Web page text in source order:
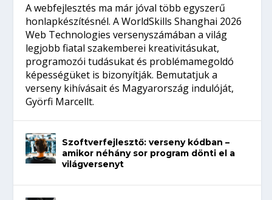
A webfejlesztés ma már jóval több egyszerű
honlapkészítésnél. A WorldSkills Shanghai 2026
Web Technologies versenyszámában a világ
legjobb fiatal szakemberei kreativitásukat,
programozói tudásukat és problémamegoldó
képességüket is bizonyítják. Bemutatjuk a
verseny kihívásait és Magyarország indulóját,
Györfi Marcellt.
Szoftverfejlesztő: verseny kódban –
amikor néhány sor program dönti el a
világversenyt